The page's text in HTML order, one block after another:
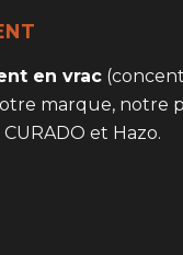
en vrac
marque, notre
et Hazo.